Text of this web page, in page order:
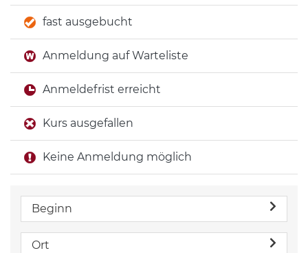
fast ausgebucht
Anmeldung auf Warteliste
Anmeldefrist erreicht
Kurs ausgefallen
Keine Anmeldung möglich
Beginn
Ort